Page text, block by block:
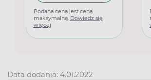
Podana cena jest ceną
maksymalną. Dowiedz się
więcej
Data dodania: 4.01.2022